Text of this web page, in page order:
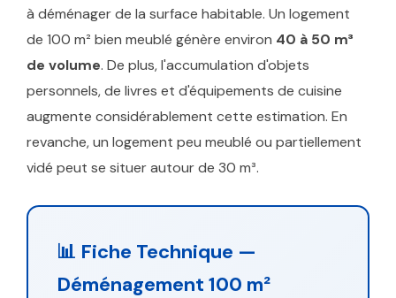
à déménager de la surface habitable. Un logement
de 100 m² bien meublé génère environ 40 à 50 m³
de volume. De plus, l'accumulation d'objets
personnels, de livres et d'équipements de cuisine
augmente considérablement cette estimation. En
revanche, un logement peu meublé ou partiellement
vidé peut se situer autour de 30 m³.
📊 Fiche Technique —
Déménagement 100 m²